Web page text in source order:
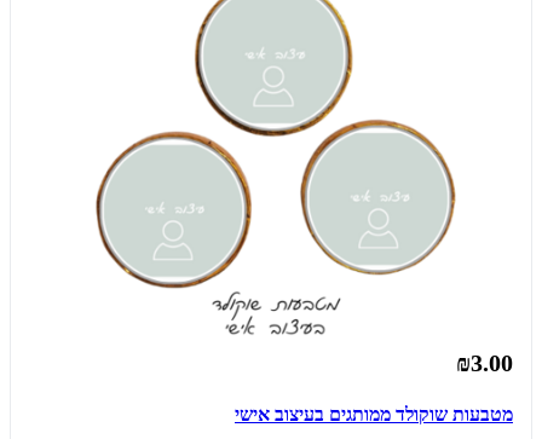
₪3.00
מטבעות שוקולד ממותגים בעיצוב אישי